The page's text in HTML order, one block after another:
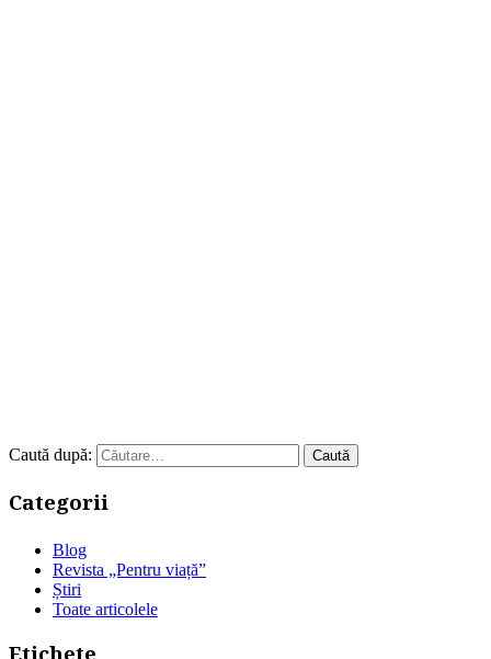
Caută după:
Categorii
Blog
Revista „Pentru viață”
Știri
Toate articolele